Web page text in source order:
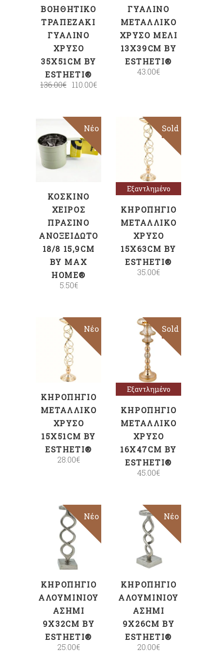
ΒΟΗΘΗΤΙΚΌ
ΤΡΑΠΕΖΆΚΙ
ΓΥΆΛΙΝΟ
ΧΡΥΣΌ
35X51CM BY
ESTHETI®
136.00€ 110.00€
ΓΥΆΛΙΝΟ
ΜΕΤΑΛΛΙΚΌ
ΧΡΥΣΌ ΜΕΛΊ
13X39CM BY
ESTHETI®
43.00€
Νέο
ΠΡΟΣΘΉΚΗ
ΣΤΟ ΚΑΛΆΘΙ
ΚΌΣΚΙΝΟ
ΧΕΙΡΌΣ
ΠΡΆΣΙΝΟ
ΑΝΟΞΕΊΔΩΤΟ
18/8 15,9CM
BY MAX
HOME®
5.50€
Εξαντλημένο
Sold
Διαβάστε
περισσότερα
ΚΗΡΟΠΉΓΙΟ
ΜΕΤΑΛΛΙΚΌ
ΧΡΥΣΌ
15X63CM BY
ESTHETI®
35.00€
Νέο
ΠΡΟΣΘΉΚΗ
ΣΤΟ ΚΑΛΆΘΙ
ΚΗΡΟΠΉΓΙΟ
ΜΕΤΑΛΛΙΚΌ
ΧΡΥΣΌ
15X51CM BY
ESTHETI®
28.00€
Εξαντλημένο
Sold
Διαβάστε
περισσότερα
ΚΗΡΟΠΉΓΙΟ
ΜΕΤΑΛΛΙΚΌ
ΧΡΥΣΌ
16X47CM BY
ESTHETI®
45.00€
Νέο
ΠΡΟΣΘΉΚΗ
ΣΤΟ ΚΑΛΆΘΙ
ΚΗΡΟΠΉΓΙΟ
ΑΛΟΥΜΙΝΊΟΥ
ΑΣΗΜΊ
9X32CM BY
ESTHETI®
25.00€
Νέο
ΠΡΟΣΘΉΚΗ
ΣΤΟ ΚΑΛΆΘΙ
ΚΗΡΟΠΉΓΙΟ
ΑΛΟΥΜΙΝΊΟΥ
ΑΣΗΜΊ
9X26CM BY
ESTHETI®
20.00€